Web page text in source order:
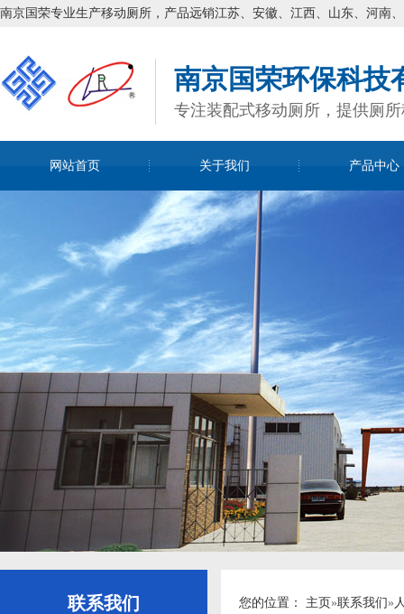
南京国荣专业生产移动厕所，产品远销江苏、安徽、江西、山东、河南
南京国荣环保科技
专注装配式移动厕所，提供厕
网站首页 关于我们 产品中心
联系我们 您的位置： 主页»联系我们»